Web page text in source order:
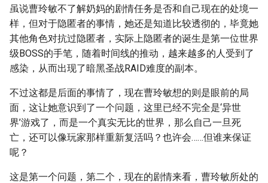
虽说曹玲敏不了解奶妈的剧情任务是否和自己现在的处境一
样，但对于隐匿者的事情，她还是知道比较透彻的，毕竟她
其他角色对抗过隐匿者，实际上隐匿者的诞生是第一位世界
级BOSS的手笔，随着时间线的推动，越来越多的人受到了
感染，从而出现了暗黑圣战RAID难度的副本。
不过这都是后面的事情了，现在曹玲敏想的则是眼前的局
面，这让她意识到了一个问题，这里已经不完全是‘异世
界’游戏了，而是一个真实无比的世界，那么自己一旦死
亡，还可以像玩家那样重新复活吗？也许会……但谁来保证
呢？
这是第一个问题，第二个，现在的剧情来看，曹玲敏所处的